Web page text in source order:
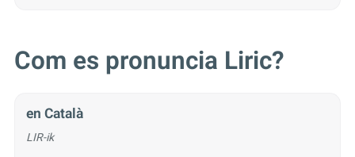
Com es pronuncia Liric?
en Català
LIR-ik